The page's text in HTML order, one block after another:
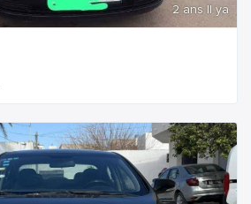
2 ans Il ya